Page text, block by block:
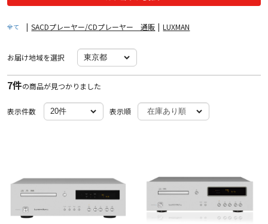
全て | SACDプレーヤー/CDプレーヤー 通販 | LUXMAN
お届け地域を選択
7件の商品が見つかりました
表示件数 表示順